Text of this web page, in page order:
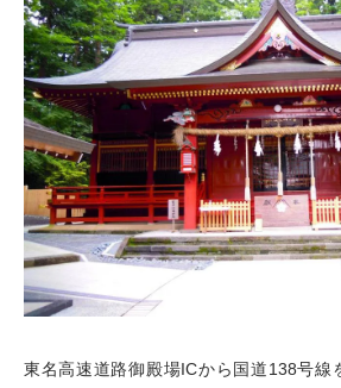
東名高速道路御殿場ICから国道138号線